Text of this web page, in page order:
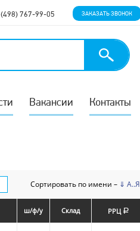
Вакансии Контакты
767-99-05 ЗАКАЗАТЬ ЗВОНОК
Сортировать по имени – ⇓ А..Я
ш/ф/у Склад РРЦ a